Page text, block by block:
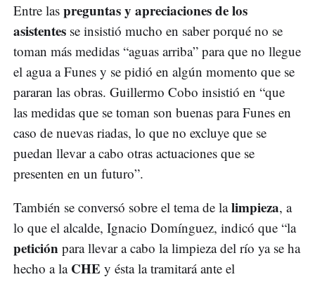
Entre las preguntas y apreciaciones de los
asistentes se insistió mucho en saber porqué no se
toman más medidas “aguas arriba” para que no llegue
el agua a Funes y se pidió en algún momento que se
pararan las obras. Guillermo Cobo insistió en “que
las medidas que se toman son buenas para Funes en
caso de nuevas riadas, lo que no excluye que se
puedan llevar a cabo otras actuaciones que se
presenten en un futuro”.
También se conversó sobre el tema de lalimpieza, a
lo que el alcalde, Ignacio Domínguez, indicó que “la
petición para llevar a cabo la limpieza del río ya se ha
hecho a la CHE y ésta la tramitará ante el